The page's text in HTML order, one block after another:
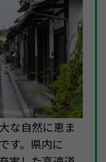
な自然に恵ま
す。県内に